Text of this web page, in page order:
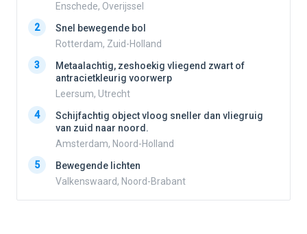
Enschede, Overijssel
2
Snel bewegende bol
Rotterdam, Zuid-Holland
3
Metaalachtig, zeshoekig vliegend zwart of
antracietkleurig voorwerp
Leersum, Utrecht
4
Schijfachtig object vloog sneller dan vliegruig
van zuid naar noord.
Amsterdam, Noord-Holland
5
Bewegende lichten
Valkenswaard, Noord-Brabant